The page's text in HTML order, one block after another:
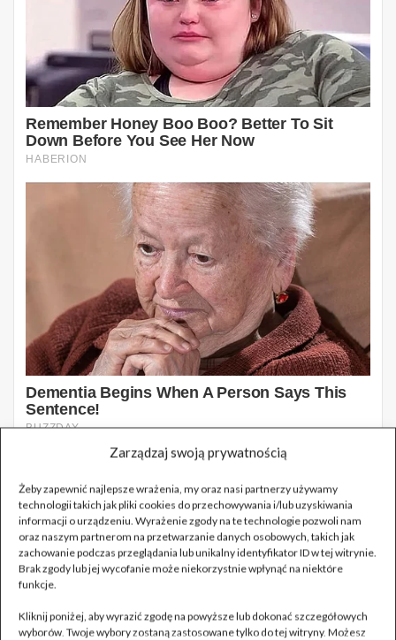
Zarządzaj swoją prywatnością
Żeby zapewnić najlepsze wrażenia, my oraz nasi partnerzy używamy
technologii takich jak pliki cookies do przechowywania i/lub uzyskiwania
informacji o urządzeniu. Wyrażenie zgody na te technologie pozwoli nam
oraz naszym partnerom na przetwarzanie danych osobowych, takich jak
zachowanie podczas przeglądania lub unikalny identyfikator ID w tej witrynie.
Brak zgody lub jej wycofanie może niekorzystnie wpłynąć na niektóre
funkcje.
Kliknij poniżej, aby wyrazić zgodę na powyższe lub dokonać szczegółowych
wyborów. Twoje wybory zostaną zastosowane tylko do tej witryny. Możesz